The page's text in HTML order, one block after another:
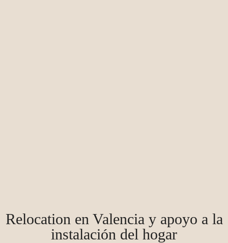
Relocation en Valencia y apoyo a la
instalación del hogar